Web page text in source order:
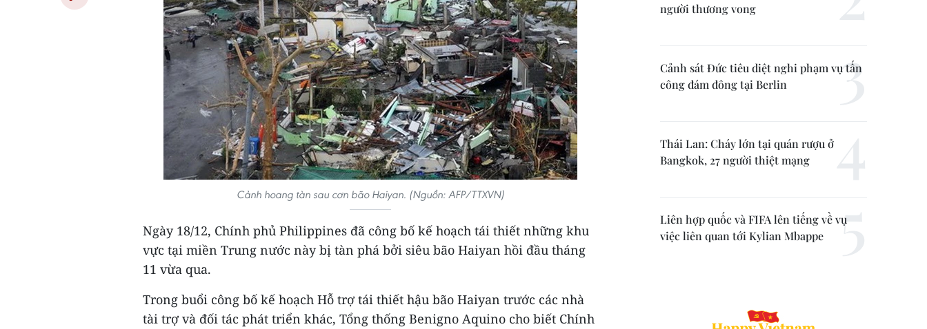
Cảnh hoang tàn sau cơn bão Haiyan. (Nguồn: AFP/TTXVN)
Ngày 18/12, Chính phủ Philippines đã công bố kế hoạch tái thiết những khu
vực tại miền Trung nước này bị tàn phá bởi siêu bão Haiyan hồi đầu tháng
11 vừa qua.
Trong buổi công bố kế hoạch Hỗ trợ tái thiết hậu bão Haiyan trước các nhà
tài trợ và đối tác phát triển khác, Tổng thống Benigno Aquino cho biết Chính
người thương vong
Cảnh sát Đức tiêu diệt nghi phạm vụ tấn
công đám đông tại Berlin
Thái Lan: Cháy lớn tại quán rượu ở
Bangkok, 27 người thiệt mạng
Liên hợp quốc và FIFA lên tiếng về vụ
việc liên quan tới Kylian Mbappe